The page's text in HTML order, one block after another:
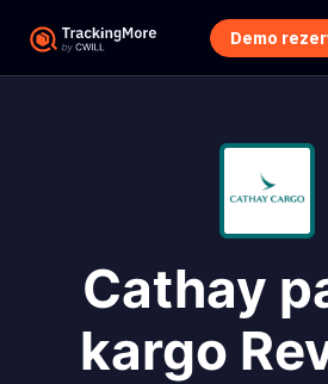
Demo
Cathay
kargo